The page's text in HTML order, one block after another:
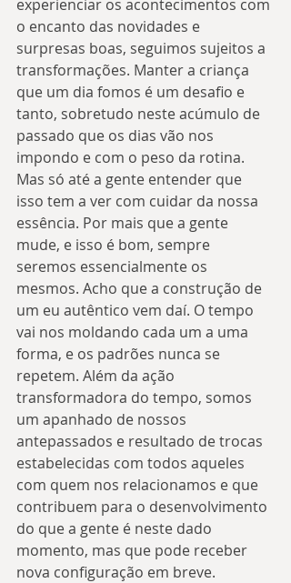
experienciar os acontecimentos com
o encanto das novidades e
surpresas boas, seguimos sujeitos a
transformações. Manter a criança
que um dia fomos é um desafio e
tanto, sobretudo neste acúmulo de
passado que os dias vão nos
impondo e com o peso da rotina.
Mas só até a gente entender que
isso tem a ver com cuidar da nossa
essência. Por mais que a gente
mude, e isso é bom, sempre
seremos essencialmente os
mesmos. Acho que a construção de
um eu autêntico vem daí. O tempo
vai nos moldando cada um a uma
forma, e os padrões nunca se
repetem. Além da ação
transformadora do tempo, somos
um apanhado de nossos
antepassados e resultado de trocas
estabelecidas com todos aqueles
com quem nos relacionamos e que
contribuem para o desenvolvimento
do que a gente é neste dado
momento, mas que pode receber
nova configuração em breve.